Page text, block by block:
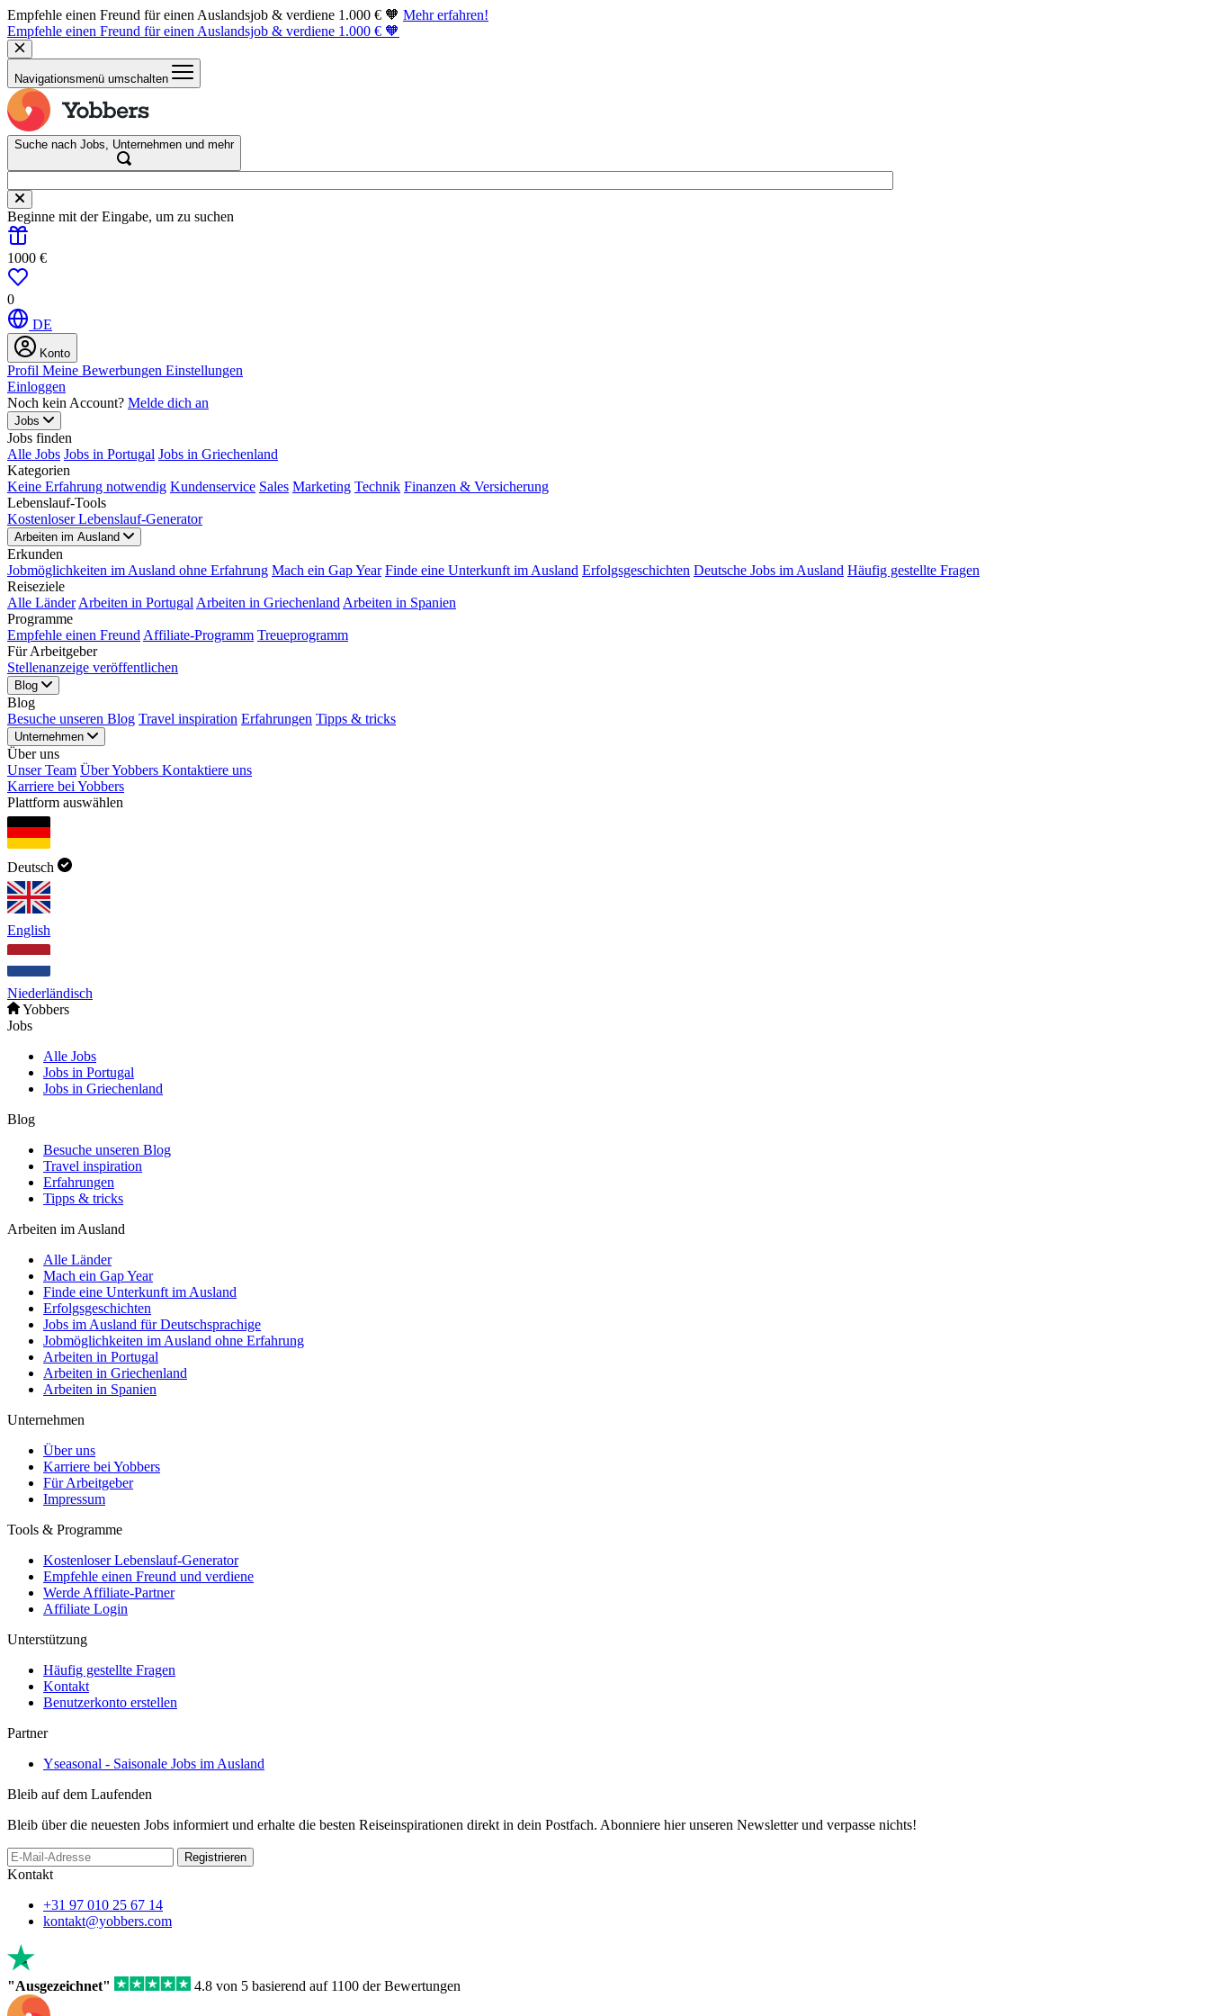
Empfehle einen Freund für einen Auslandsjob & verdiene 1.000 € 🧡 Mehr erfahren!
Empfehle einen Freund für einen Auslandsjob & verdiene 1.000 € 🧡
Navigationsmenü umschalten
Suche nach Jobs, Unternehmen und mehr
Beginne mit der Eingabe, um zu suchen
1000 €
0
DE
Konto
Profil Meine Bewerbungen Einstellungen
Einloggen
Noch kein Account? Melde dich an
Jobs
Jobs finden
Alle Jobs Jobs in Portugal Jobs in Griechenland
Kategorien
Keine Erfahrung notwendig Kundenservice Sales Marketing Technik Finanzen & Versicherung
Lebenslauf-Tools
Kostenloser Lebenslauf-Generator
Arbeiten im Ausland
Erkunden
Jobmöglichkeiten im Ausland ohne Erfahrung Mach ein Gap Year Finde eine Unterkunft im Ausland Erfolgsgeschichten Deutsche Jobs im Ausland Häufig gestellte Fragen
Reiseziele
Alle Länder Arbeiten in Portugal Arbeiten in Griechenland Arbeiten in Spanien
Programme
Empfehle einen Freund Affiliate-Programm Treueprogramm
Für Arbeitgeber
Stellenanzeige veröffentlichen
Blog
Blog
Besuche unseren Blog Travel inspiration Erfahrungen Tipps & tricks
Unternehmen
Über uns
Unser Team Über Yobbers Kontaktiere uns
Karriere bei Yobbers
Plattform auswählen
Deutsch
English
Niederländisch
Yobbers
Jobs
Alle Jobs
Jobs in Portugal
Jobs in Griechenland
Blog
Besuche unseren Blog
Travel inspiration
Erfahrungen
Tipps & tricks
Arbeiten im Ausland
Alle Länder
Mach ein Gap Year
Finde eine Unterkunft im Ausland
Erfolgsgeschichten
Jobs im Ausland für Deutschsprachige
Jobmöglichkeiten im Ausland ohne Erfahrung
Arbeiten in Portugal
Arbeiten in Griechenland
Arbeiten in Spanien
Unternehmen
Über uns
Karriere bei Yobbers
Für Arbeitgeber
Impressum
Tools & Programme
Kostenloser Lebenslauf-Generator
Empfehle einen Freund und verdiene
Werde Affiliate-Partner
Affiliate Login
Unterstützung
Häufig gestellte Fragen
Kontakt
Benutzerkonto erstellen
Partner
Yseasonal - Saisonale Jobs im Ausland
Bleib auf dem Laufenden
Bleib über die neuesten Jobs informiert und erhalte die besten Reiseinspirationen direkt in dein Postfach. Abonniere hier unseren Newsletter und verpasse nichts!
If
you
human,
this
field
Registrieren
Kontakt
+31 97 010 25 67 14
kontakt@yobbers.com
"Ausgezeichnet" 4.8 von 5 basierend auf 1100 der Bewertungen